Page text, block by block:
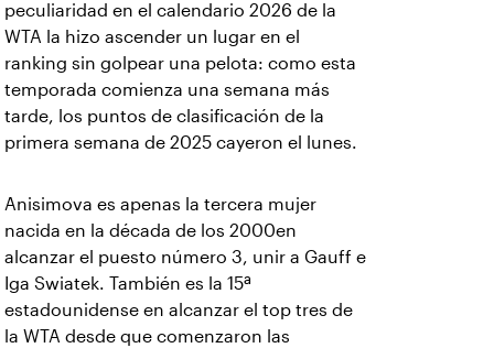
peculiaridad en el calendario 2026 de la
WTA la hizo ascender un lugar en el
ranking sin golpear una pelota: como esta
temporada comienza una semana más
tarde, los puntos de clasificación de la
primera semana de 2025 cayeron el lunes.
Anisimova es apenas la tercera mujer
nacida en la década de los 2000en
alcanzar el puesto número 3, unir a Gauff e
Iga Swiatek. También es la 15ª
estadounidense en alcanzar el top tres de
la WTA desde que comenzaron las